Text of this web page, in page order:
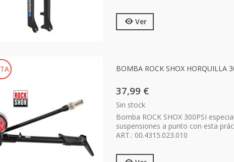
Ver
BOMBA ROCK SHOX HORQUILLA
37,99 €
Sin stock
Bomba ROCK SHOX 300PSI
suspensiones a punto con esta
ART.: 00.4315.023.010